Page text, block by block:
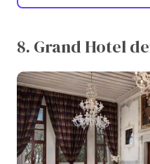
8. Grand Hotel